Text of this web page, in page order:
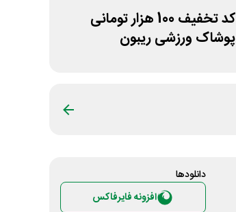
کد تخفیف 100 هزار تومانی
پوشاک ورزشی ریبون
دانلود‌ها
افزونه فایرفاکس